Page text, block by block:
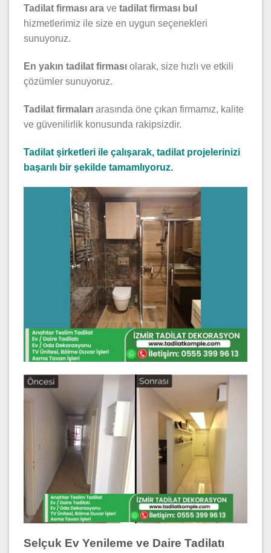
Tadilat firması ara ve tadilat firması bul
hizmetlerimiz ile size en uygun seçenekleri
sunuyoruz.
En yakın tadilat firması olarak, size hızlı ve etkili
çözümler sunuyoruz.
Tadilat firmaları arasında öne çıkan firmamız, kalite
ve güvenilirlik konusunda rakipsizdir.
Tadilat şirketleri ile çalışarak, tadilat projelerinizi
başarılı bir şekilde tamamlıyoruz.
Selçuk Ev Yenileme ve Daire Tadilatı